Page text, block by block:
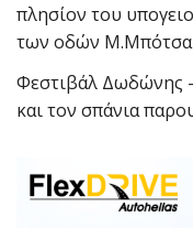
πλησίον του
των οδών
Φεστιβάλ Δωδώνης
και τον σπάνια